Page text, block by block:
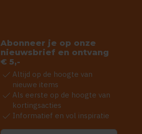
Abonneer je op onze
nieuwsbrief en ontvang
€ 5,-
check Altijd op de hoogte van
nieuwe items
check Als eerste op de hoogte van
kortingsacties
check Informatief en vol inspiratie